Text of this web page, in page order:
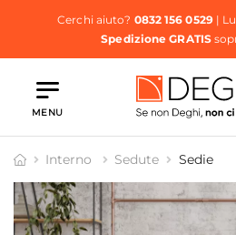
Cerchi aiuto? 0832 156 0529|
Spedizione GRATIS
MENU
Interno Sedute Sedie